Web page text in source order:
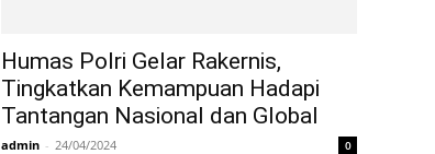
Humas Polri Gelar Rakernis,
Tingkatkan Kemampuan Hadapi
Tantangan Nasional dan Global
admin - 24/04/2024 0